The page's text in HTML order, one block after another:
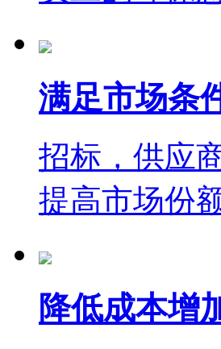
满足市场条
招标，供应
提高市场份
降低成本增